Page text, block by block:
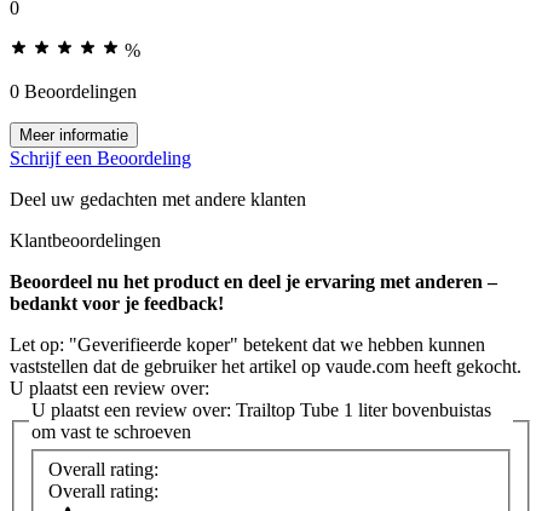
0
%
0 Beoordelingen
Meer informatie
Schrijf een Beoordeling
Deel uw gedachten met andere klanten
Klantbeoordelingen
Beoordeel nu het product en deel je ervaring met anderen –
bedankt voor je feedback!
Let op: "Geverifieerde koper" betekent dat we hebben kunnen
vaststellen dat de gebruiker het artikel op vaude.com heeft gekocht.
U plaatst een review over:
U plaatst een review over: Trailtop Tube 1 liter bovenbuistas
om vast te schroeven
Overall rating:
Overall rating: